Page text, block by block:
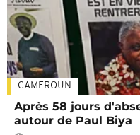
CAMEROUN
Après 58 jours
autour de Paul Biya